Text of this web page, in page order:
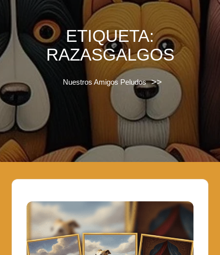
ETIQUETA:
RAZASGALGOS
Nuestros Amigos Peludos >>